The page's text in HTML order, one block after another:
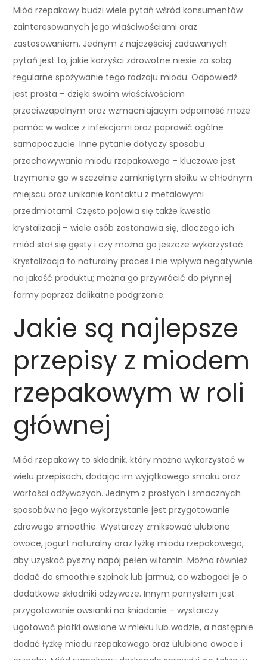
Miód rzepakowy budzi wiele pytań wśród konsumentów
zainteresowanych jego właściwościami oraz
zastosowaniem. Jednym z najczęściej zadawanych
pytań jest to, jakie korzyści zdrowotne niesie za sobą
regularne spożywanie tego rodzaju miodu. Odpowiedź
jest prosta – dzięki swoim właściwościom
przeciwzapalnym oraz wzmacniającym odporność może
pomóc w walce z infekcjami oraz poprawić ogólne
samopoczucie. Inne pytanie dotyczy sposobu
przechowywania miodu rzepakowego – kluczowe jest
trzymanie go w szczelnie zamkniętym słoiku w chłodnym
miejscu oraz unikanie kontaktu z metalowymi
przedmiotami. Często pojawia się także kwestia
krystalizacji – wiele osób zastanawia się, dlaczego ich
miód stał się gęsty i czy można go jeszcze wykorzystać.
Krystalizacja to naturalny proces i nie wpływa negatywnie
na jakość produktu; można go przywrócić do płynnej
formy poprzez delikatne podgrzanie.
Jakie są najlepsze
przepisy z miodem
rzepakowym w roli
głównej
Miód rzepakowy to składnik, który można wykorzystać w
wielu przepisach, dodając im wyjątkowego smaku oraz
wartości odżywczych. Jednym z prostych i smacznych
sposobów na jego wykorzystanie jest przygotowanie
zdrowego smoothie. Wystarczy zmiksować ulubione
owoce, jogurt naturalny oraz łyżkę miodu rzepakowego,
aby uzyskać pyszny napój pełen witamin. Można również
dodać do smoothie szpinak lub jarmuż, co wzbogaci je o
dodatkowe składniki odżywcze. Innym pomysłem jest
przygotowanie owsianki na śniadanie – wystarczy
ugotować płatki owsiane w mleku lub wodzie, a następnie
dodać łyżkę miodu rzepakowego oraz ulubione owoce i